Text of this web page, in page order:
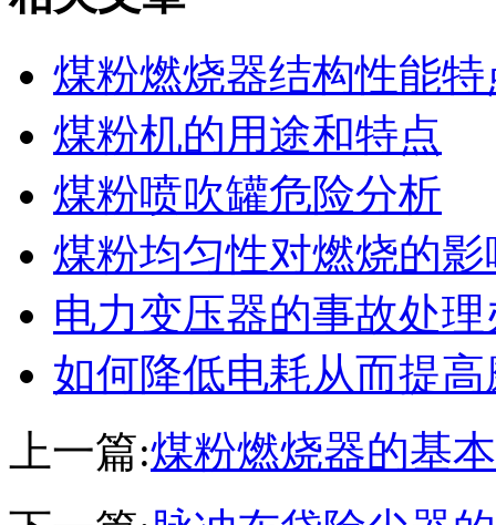
煤粉燃烧器结构性能特
煤粉机的用途和特点
煤粉喷吹罐危险分析
煤粉均匀性对燃烧的影
电力变压器的事故处理
如何降低电耗从而提
上一篇:煤粉燃烧器的基